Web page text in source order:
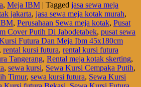
, Meja IBM | Tagged jasa sewa meja
jakarta, jasa sewa meja kotak murah,
, Perusahaan Sewa meja kotak, Pusat
Cover Putih Di Jabodetabek, pusat sewa
Futura Dan Meja Ibm 45x180cm
, rental kursi futura, rental kursi futura
Tangerang, Rental meja kotak skerting,
, sewa kursi, Sewa Kursi Cempaka Putih,
Timur, sewa kursi futura, Sewa Kursi